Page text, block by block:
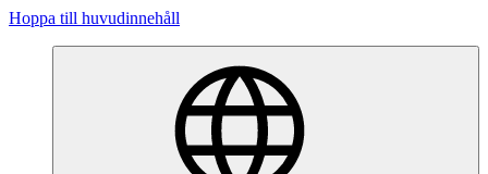
Hoppa till huvudinnehåll